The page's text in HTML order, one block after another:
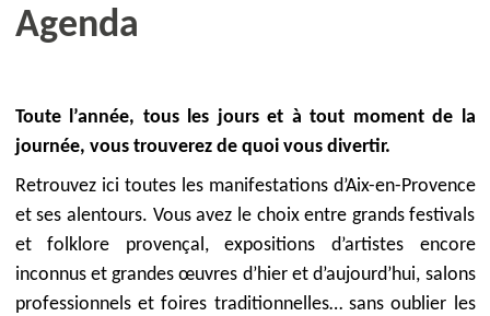
Agenda
Toute l’année, tous les jours et à tout moment de la
journée, vous trouverez de quoi vous divertir.
Retrouvez ici toutes les manifestations d’Aix-en-Provence
et ses alentours. Vous avez le choix entre grands festivals
et folklore provençal, expositions d’artistes encore
inconnus et grandes œuvres d’hier et d’aujourd’hui, salons
professionnels et foires traditionnelles… sans oublier les